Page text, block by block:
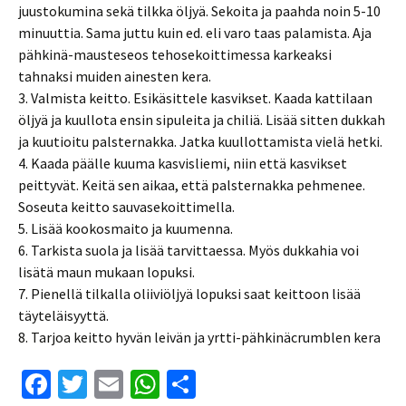
juustokumina sekä tilkka öljyä. Sekoita ja paahda noin 5-10
minuuttia. Sama juttu kuin ed. eli varo taas palamista. Aja
pähkinä-mausteseos tehosekoittimessa karkeaksi
tahnaksi muiden ainesten kera.
3. Valmista keitto. Esikäsittele kasvikset. Kaada kattilaan
öljyä ja kuullota ensin sipuleita ja chiliä. Lisää sitten dukkah
ja kuutioitu palsternakka. Jatka kuullottamista vielä hetki.
4. Kaada päälle kuuma kasvisliemi, niin että kasvikset
peittyvät. Keitä sen aikaa, että palsternakka pehmenee.
Soseuta keitto sauvasekoittimella.
5. Lisää kookosmaito ja kuumenna.
6. Tarkista suola ja lisää tarvittaessa. Myös dukkahia voi
lisätä maun mukaan lopuksi.
7. Pienellä tilkalla oliiviöljyä lopuksi saat keittoon lisää
täyteläisyyttä.
8. Tarjoa keitto hyvän leivän ja yrtti-pähkinäcrumblen kera
Fa T
E
W